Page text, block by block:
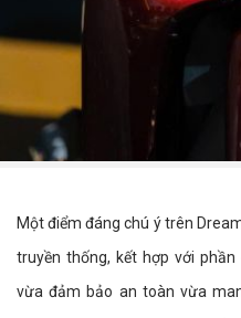
Một điểm đáng chú ý trên
truyền thống, kết hợp với
vừa đảm bảo an toàn vừa